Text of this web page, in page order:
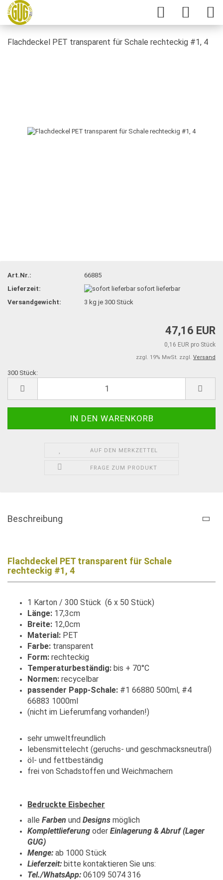
Flachdeckel PET transparent für Schale rechteckig #1, 4
Art.Nr.:
66885
Lieferzeit:
sofort lieferbar
Versandgewicht:
3 kg je 300 Stück
47,16 EUR
0,16 EUR pro Stück
zzgl. 19% MwSt. zzgl. Versand
300 Stück:
Stück
AUF DEN MERKZETTEL
FRAGE ZUM PRODUKT
Beschreibung
Flachdeckel PET transparent für Schale
rechteckig #1, 4
1 Karton / 300 Stück (6 x 50 Stück)​
Länge: 17,3cm
Breite: 12,0cm
Material: PET
Farbe: transparent
Form: rechteckig
Temperaturbeständig: bis + 70°C
Normen: recycelbar
passender Papp-Schale: #1 66880 500ml, #4
66883 1000ml
(nicht im Lieferumfang vorhanden!)
​sehr umweltfreundlich
lebensmittelecht (geruchs- und geschmacksneutral)
öl- und fettbeständig
frei von Schadstoffen und Weichmachern
Bedruckte Eisbecher
alle Farben und Designs möglich
Komplettlieferung oder Einlagerung & Abruf (Lager
GUG)
Menge: ab 1000 Stück
Lieferzeit: bitte kontaktieren Sie uns:
Tel./WhatsApp: 06109 5074 316